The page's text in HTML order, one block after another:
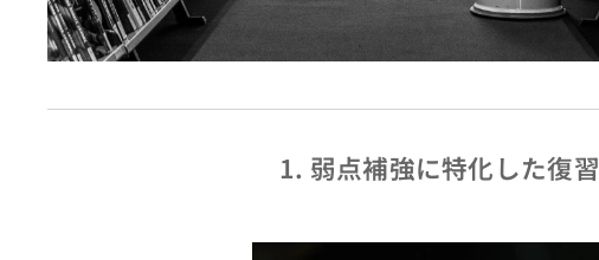
1. 弱点補強に特化した復習